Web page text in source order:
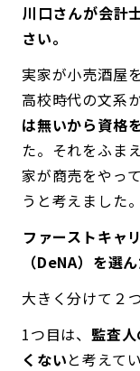
――川口さんが会
さい。
実家が小売酒屋
高校時代の文系
は無いから資格
た。それをふま
家が商売をやっ
うと考えました。
――ファーストキ
（DeNA）を選
大きく分けて２
1つ目は、 監査
くないと考えて